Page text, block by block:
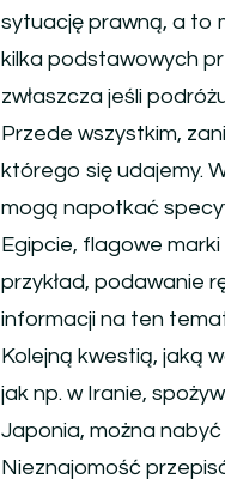
sytuację prawną, a to
kilka podstawowych
zwłaszcza jeśli
Przede wszystkim,
którego się udajemy.
mogą napotkać
Egipcie, flagowe
przykład, podawanie
informacji na ten
Kolejną kwestią, jaką
jak np. w Iranie,
Japonia, można
Nieznajomość